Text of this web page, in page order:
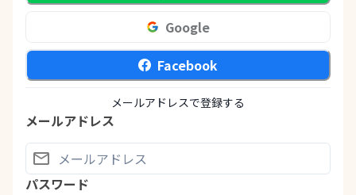
Google
Facebook
メールアドレスで登録する
メールアドレス
パスワード